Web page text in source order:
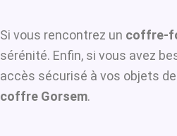
Si vous rencontrez un coffre-
sérénité. Enfin, si vous avez
accès sécurisé à vos objets
coffre Gorsem.